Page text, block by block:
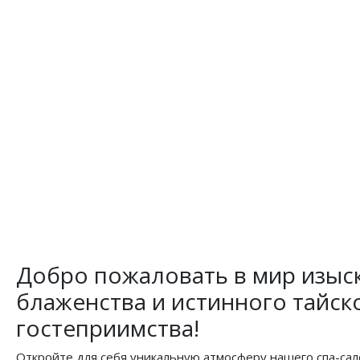
Добро пожаловать в мир
блаженства и истинного
гостеприимства!
Откройте для себя уникальную атмосферу нашего спа-